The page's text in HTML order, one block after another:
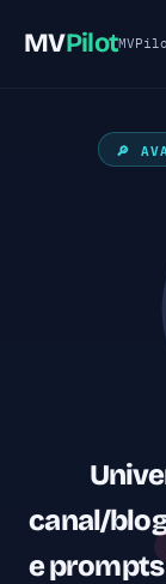
MVPilot
🔎
canal/
e